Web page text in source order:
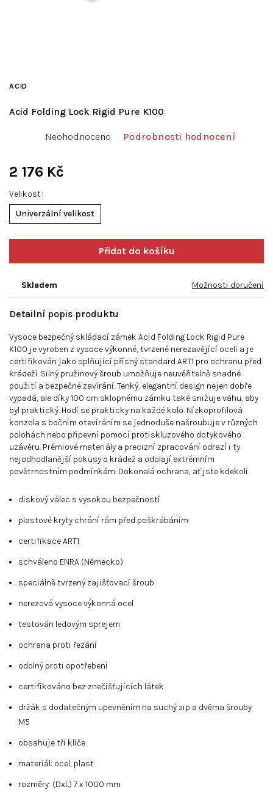
Velikost
Univerzální velikost
2 176 Kč
Skladem Možnosti doručení
Acid Folding Lock Rigid Pure K100
ACID
hodnocení
je
0,0
hvězdiček.
Neohodnoceno Podrobnosti hodnocení
Detailní popis produktu
Vysoce bezpečný skládací zámek Acid Folding Lock Rigid Pure
K100 je vyroben z vysoce výkonné, tvrzené nerezavějící oceli a je
certifikován jako splňující přísný standard ART1 pro ochranu před
krádeží. Silný pružinový šroub umožňuje neuvěřitelně snadné
použití a bezpečné zavírání. Tenký, elegantní design nejen dobře
vypadá, ale díky 100 cm sklopnému zámku také snižuje váhu, aby
byl praktický. Hodí se prakticky na každé kolo. Nízkoprofilová
konzola s bočním otevíráním se jednoduše našroubuje v různých
polohách nebo připevní pomocí protiskluzového dotykového
uzávěru. Prémiové materiály a precizní zpracování odrazí i ty
nejodhodlanější pokusy o krádež a odolají extrémním
povětrnostním podmínkám. Dokonalá ochrana, ať jste kdekoli.
diskový válec s vysokou bezpečností
plastové kryty chrání rám před poškrábáním
certifikace ART1
schváleno ENRA (Německo)
speciálně tvrzený zajišťovací šroub
nerezová vysoce výkonná ocel
testován ledovým sprejem
ochrana proti řezání
odolný proti opotřebení
certifikováno bez znečišťujících látek
držák s dodatečným upevněním na suchý zip a dvěma šrouby
M5
obsahuje tři klíče
materiál: ocel, plast
rozměry: (DxL) 7 x 1000 mm